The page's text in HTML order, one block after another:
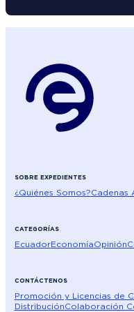
SOBRE EXPEDIENTES
¿Quiénes Somos?Cadenas
CATEGORÍAS
EcuadorEconomíaOpinión
CONTÁCTENOS
Promoción y Licencias de
DistribuciónColaboración